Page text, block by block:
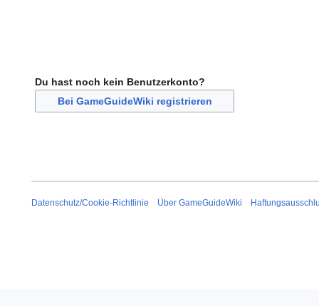
Du hast noch kein Benutzerkonto?
Bei GameGuideWiki registrieren
Datenschutz/Cookie-Richtlinie Über GameGuideWiki